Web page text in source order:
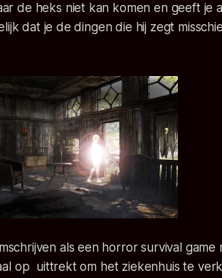
de heks niet kan komen en geeft je
dat je de dingen die hij zegt
als een horror survival
op uittrekt om het ziekenhuis te